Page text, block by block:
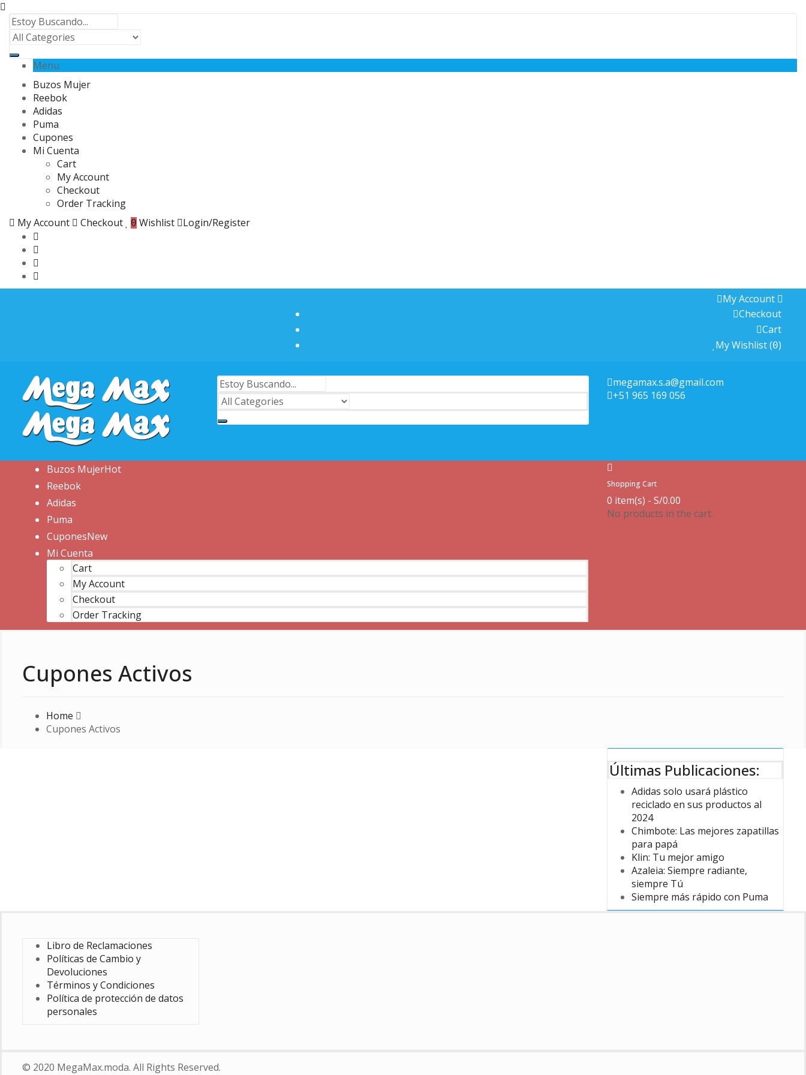
Menu
Buzos Mujer
Reebok
Adidas
Puma
Cupones
Mi Cuenta
Cart
My Account
Checkout
Order Tracking
My Account
Checkout 0 Wishlist Login/Register
My Account
Checkout
Cart
My Wishlist(0)
megamax.s.a@gmail.com
+51 965 169 056
Buzos MujerHot
Reebok
Adidas
Puma
CuponesNew
Mi Cuenta
Cart
My Account
Checkout
Order Tracking
Shopping Cart
0 item(s) - S/0.00
No products in the cart.
Cupones Activos
Home
Cupones Activos
Últimas Publicaciones:
Adidas solo usará plástico
reciclado en sus productos al
2024
Chimbote: Las mejores zapatillas
para papá
Klin: Tu mejor amigo
Azaleia: Siempre radiante,
siempre Tú
Siempre más rápido con Puma
Libro de Reclamaciones
Políticas de Cambio y
Devoluciones
Términos y Condiciones
Política de protección de datos
personales
© 2020 MegaMax.moda. All Rights Reserved.